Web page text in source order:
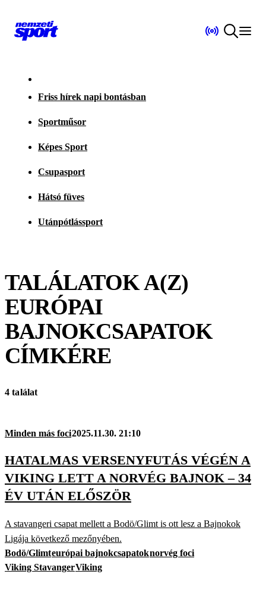
Friss hírek napi bontásban
Sportműsor
Képes Sport
Csupasport
Hátsó füves
Utánpótlássport
TALÁLATOK A(Z)
EURÓPAI
BAJNOKCSAPATOK
CÍMKÉRE
4 találat
Minden más foci2025.11.30. 21:10
HATALMAS VERSENYFUTÁS VÉGÉN A
VIKING LETT A NORVÉG BAJNOK – 34
ÉV UTÁN ELŐSZÖR
A stavangeri csapat mellett a Bodö/Glimt is ott lesz a Bajnokok
Ligája következő mezőnyében.
Bodö/Glimteurópai bajnokcsapatoknorvég foci
Viking StavangerViking